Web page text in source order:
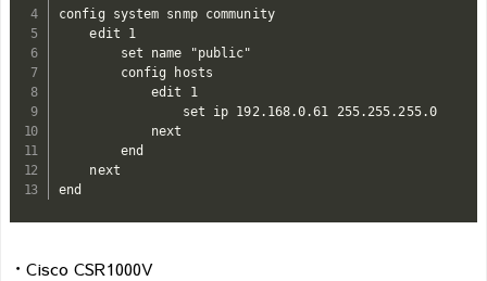
config system snmp community
    edit 1
        set name "public"
        config hosts
            edit 1
                set ip 192.168.0.61 255.255.255.0
            next
        end
    next
end
・Cisco CSR1000V